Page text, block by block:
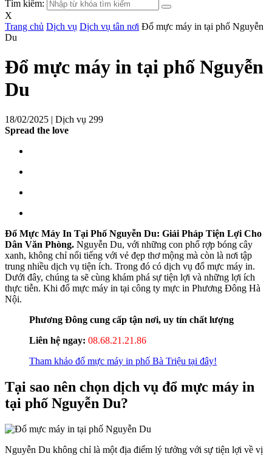
Tìm kiếm:
X
Trang chủ Dịch vụ Dịch vụ tân nơi Đổ mực máy in tại phố Nguyễn
Du
Đổ mực máy in tại phố Nguyễn
Du
18/02/2025 | Dịch vụ 299
Spread the love
Đổ Mực Máy In Tại Phố Nguyễn Du: Giải Pháp Tiện Lợi Cho
Dân Văn Phòng. Nguyễn Du, với những con phố rợp bóng cây
xanh, không chỉ nổi tiếng với vẻ đẹp thơ mộng mà còn là nơi tập
trung nhiều dịch vụ tiện ích. Trong đó có dịch vụ đổ mực máy in.
Dưới đây, chúng ta sẽ cùng khám phá sự tiện lợi và những lợi ích
thực tiễn. Khi đổ mực máy in tại công ty mực in Phương Đông Hà
Nội.
Phương Đông cung cấp tận nơi, uy tín chất lượng
Liên hệ ngay: 08.68.21.21.86
Tham khảo đổ mực máy in phố Bà Triệu tại đây!
Tại sao nên chọn dịch vụ đổ mực máy in
tại phố Nguyễn Du?
Nguyễn Du không chỉ là một địa điểm lý tưởng với sự tiện lợi về vị